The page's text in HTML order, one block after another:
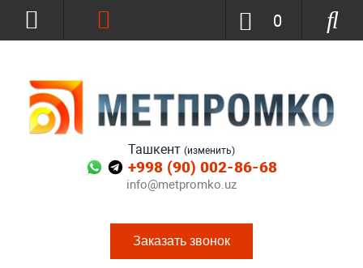
Ташкент (изменить)
+998 (90) 002-86-68
info@metpromko.uz
Заказать звонок
0